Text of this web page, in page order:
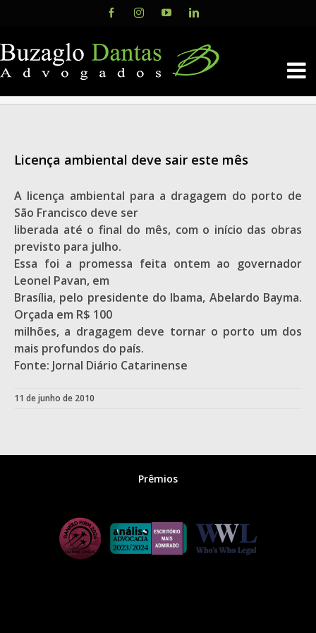
content
FacebookInstagramYouTubeLinkedIn
Licença ambiental deve sair este mês
A licença ambiental para a dragagem do porto de
São Francisco deve ser
liberada até o final do mês, com o início das obras
previsto para julho.
Essa foi a promessa feita ontem ao governador
Leonel Pavan, em
Brasília, pelo presidente do Ibama, Abelardo Bayma.
Orçada em R$ 100
milhões, a dragagem deve tornar o porto um dos
mais profundos do país.
Fonte: Jornal Diário Catarinense
11 de junho de 2010
Prêmios